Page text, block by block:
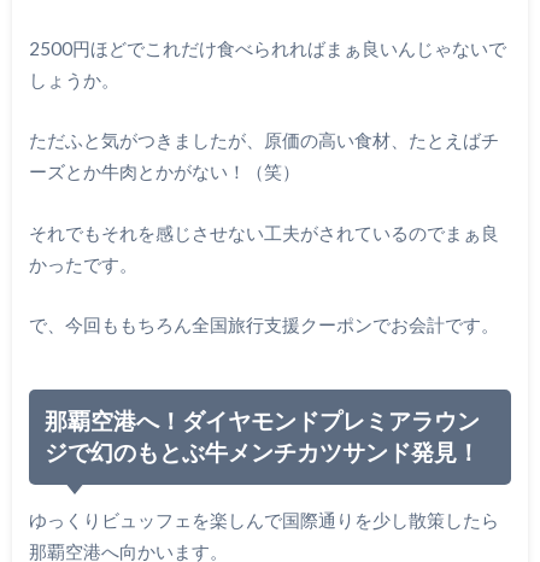
2500円ほどでこれだけ食べられればまぁ良いんじゃないで
しょうか。
ただふと気がつきましたが、原価の高い食材、たとえばチ
ーズとか牛肉とかがない！（笑）
それでもそれを感じさせない工夫がされているのでまぁ良
かったです。
で、今回ももちろん全国旅行支援クーポンでお会計です。
那覇空港へ！ダイヤモンドプレミアラウン
ジで幻のもとぶ牛メンチカツサンド発見！
ゆっくりビュッフェを楽しんで国際通りを少し散策したら
那覇空港へ向かいます。